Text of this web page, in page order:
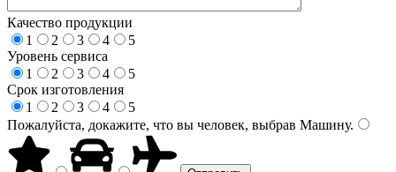
Качество продукции
1
2 3 4
5
Уровень сервиса
1
2 3 4
5
Срок изготовления
1
2 3 4
5
Пожалуйста, докажите, что вы человек, выбрав Машину.